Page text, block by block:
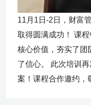
11月1日-2日，财富
取得圆满成功！ 课
核心价值，夯实了团
了信心。 此次培训
案！课程合作邀约，